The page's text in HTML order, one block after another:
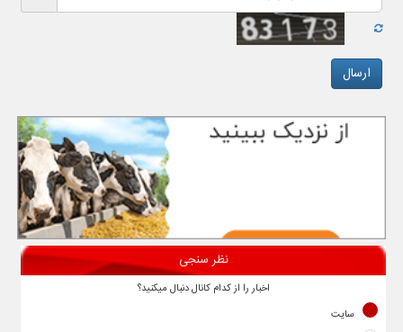
نظر سنجی
اخبار را از کدام کانال دنبال میکنید؟
سایت